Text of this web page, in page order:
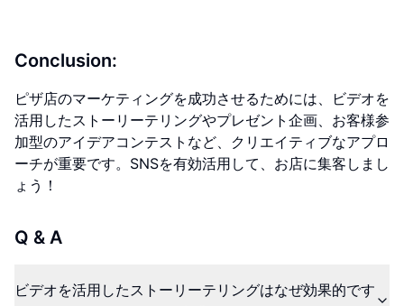
Conclusion:
ピザ店のマーケティングを成功させるためには、ビデオを
活用したストーリーテリングやプレゼント企画、お客様参
加型のアイデアコンテストなど、クリエイティブなアプロ
ーチが重要です。SNSを有効活用して、お店に集客しまし
ょう！
Q & A
ビデオを活用したストーリーテリングはなぜ効果的です